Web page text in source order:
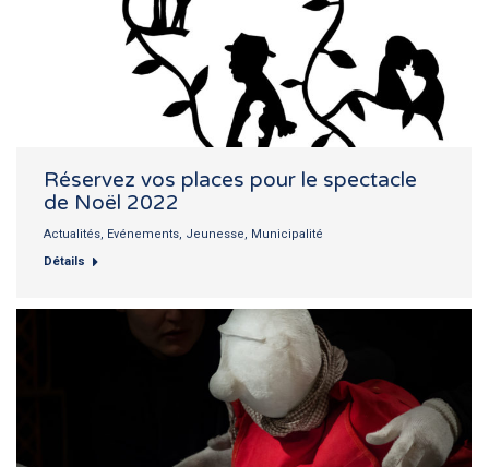
Réservez vos places pour le spectacle
de Noël 2022
Actualités, Evénements, Jeunesse, Municipalité
Détails